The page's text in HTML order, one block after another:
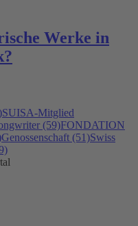
Werke in
SUISA-Mitglied
(59)FONDATION
Genossenschaft (51)Swiss